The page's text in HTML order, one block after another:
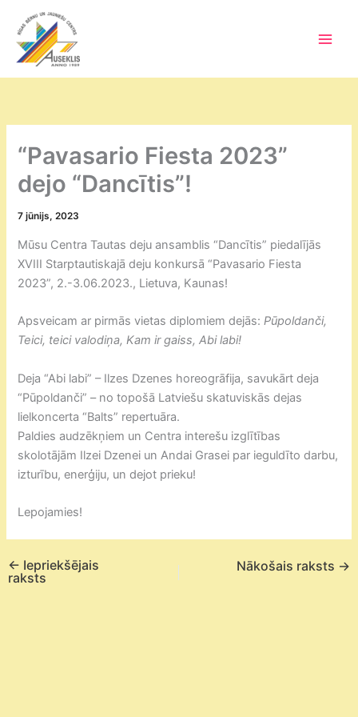
content
“Pavasario Fiesta 2023”
dejo “Dancītis”!
7 jūnijs, 2023
Mūsu Centra Tautas deju ansamblis “Dancītis” piedalījās
XVIII Starptautiskajā deju konkursā “Pavasario Fiesta
2023”, 2.-3.06.2023., Lietuva, Kaunas!
Apsveicam ar pirmās vietas diplomiem dejās:Pūpoldanči,
Teici, teici valodiņa, Kam ir gaiss, Abi labi!
Deja “Abi labi” – Ilzes Dzenes horeogrāfija, savukārt deja
“Pūpoldanči” – no topošā Latviešu skatuviskās dejas
lielkoncerta “Balts” repertuāra.
Paldies audzēkņiem un Centra interešu izglītības
skolotājām Ilzei Dzenei un Andai Grasei par ieguldīto darbu,
izturību, enerģiju, un dejot prieku!
Lepojamies!
← Iepriekšējais
raksts
Nākošais raksts →